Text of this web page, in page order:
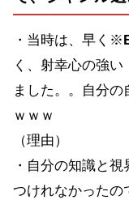
・当時は、早く※
く、射幸心の強
ました。。自分
ｗｗｗ
（理由）
・自分の知識と
つけれなかったの